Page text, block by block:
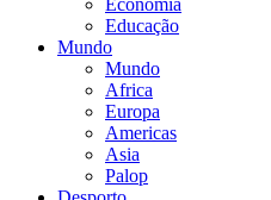
Economia
Educação
Mundo
Mundo
Africa
Europa
Americas
Asia
Palop